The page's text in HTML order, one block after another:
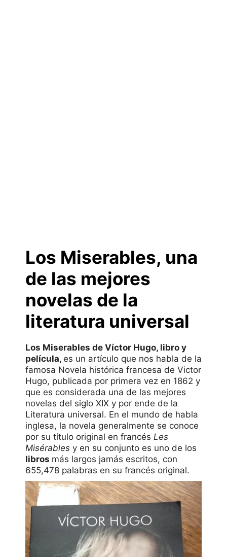
Los Miserables, una
de las mejores
novelas de la
literatura universal
Los Miserables de Víctor Hugo, libro y
película, es un artículo que nos habla de la
famosa Novela histórica francesa de Victor
Hugo, publicada por primera vez en 1862 y
que es considerada una de las mejores
novelas del siglo XIX y por ende de la
Literatura universal. En el mundo de habla
inglesa, la novela generalmente se conoce
por su título original en francés Les
Misérables y en su conjunto es uno de los
libros más largos jamás escritos, con
655,478 palabras en su francés original.